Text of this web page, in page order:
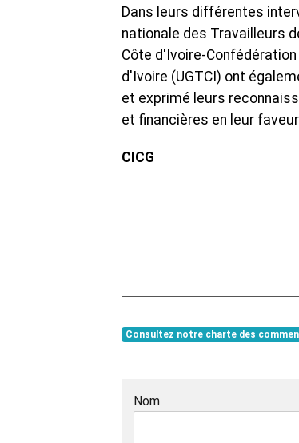
Dans leurs différentes
nationale des Travailleurs
Côte d'Ivoire-Confédération
d'Ivoire (UGTCI) ont
et exprimé leurs
et financières en leur
CICG
Consultez notre charte des
Nom